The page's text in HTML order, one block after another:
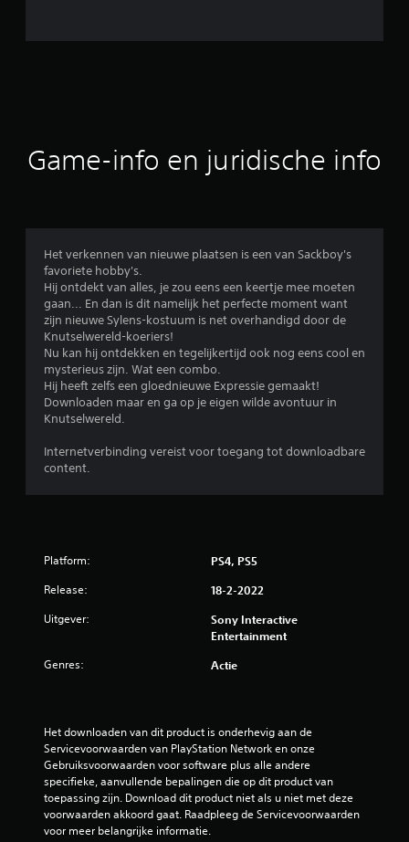
o
d
i
n
g
e
Game-info en juridische info
Het verkennen van nieuwe plaatsen is een van Sackboy's
favoriete hobby's.
Hij ontdekt van alles, je zou eens een keertje mee moeten
gaan... En dan is dit namelijk het perfecte moment want
zijn nieuwe Sylens-kostuum is net overhandigd door de
Knutselwereld-koeriers!
Nu kan hij ontdekken en tegelijkertijd ook nog eens cool en
mysterieus zijn. Wat een combo.
Hij heeft zelfs een gloednieuwe Expressie gemaakt!
Downloaden maar en ga op je eigen wilde avontuur in
Knutselwereld.
Internetverbinding vereist voor toegang tot downloadbare
content.
Platform: PS4, PS5
Release: 18-2-2022
Uitgever:
Sony Interactive
Entertainment
Genres: Actie
Het downloaden van dit product is onderhevig aan de
Servicevoorwaarden van PlayStation Network en onze
Gebruiksvoorwaarden voor software plus alle andere
specifieke, aanvullende bepalingen die op dit product van
toepassing zijn. Download dit product niet als u niet met deze
voorwaarden akkoord gaat. Raadpleeg de Servicevoorwaarden
voor meer belangrijke informatie.